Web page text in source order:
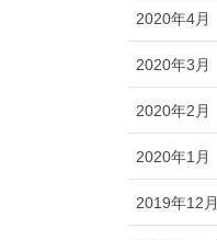
2020年4月
2020年3月
2020年2月
2020年1月
2019年12月